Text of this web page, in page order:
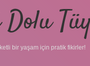
bir yaşam için pratik fikirler!